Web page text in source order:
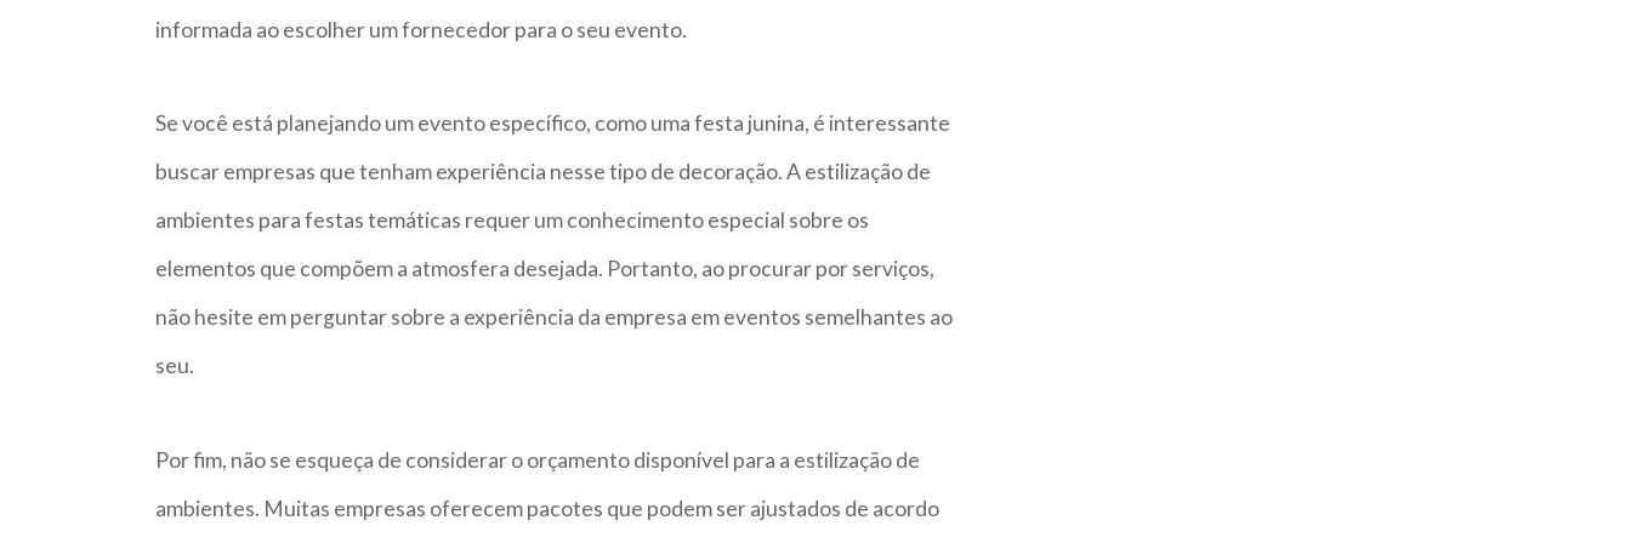
informada ao escolher um fornecedor para o seu evento.
Se você está planejando um evento específico, como uma festa junina, é interessante
buscar empresas que tenham experiência nesse tipo de decoração. A estilização de
ambientes para festas temáticas requer um conhecimento especial sobre os
elementos que compõem a atmosfera desejada. Portanto, ao procurar por serviços,
não hesite em perguntar sobre a experiência da empresa em eventos semelhantes ao
seu.
Por fim, não se esqueça de considerar o orçamento disponível para a estilização de
ambientes. Muitas empresas oferecem pacotes que podem ser ajustados de acordo